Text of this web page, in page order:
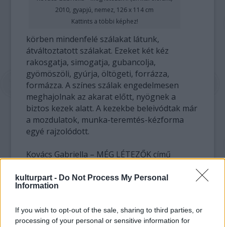
kulturpart - Do Not Process My Personal
Information
If you wish to opt-out of the sale, sharing to third parties, or
processing of your personal or sensitive information for
2010, gyapjú, nemez, 126 x 114 cm
Kattints a többi képhez!
körben mindenfelé szálakat látunk,
átváltoztatott szálakat. Ezeket két kéz
rakosgatja, simogatja, gubancolja,
gyömöszöli, gyúrja, öltögeti, forrázza,
formázza. A színes szálak engedelmesen
meghajolnak az akarat előtt, nyögnek a
biztos kezek alatt. A kezekbe beleivódtak már
a mozdulatok, munka-teremtés-kézforma
egyé rajzolódott.
Kovács Gabriella – MÉG LÉTEZŐK című
nemezelt tárgyait csodálhatjuk meg. Eddig
még nem használt módon egyesíti a
gyapjúkkal, a nemezelés hagyományos, és
„újkori” technikájával. Egyedi fonott-festett